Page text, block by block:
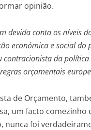
opinião.
devida conta os níveis
económica e social
da
orçamentais
de Orçamento,
um facto comezinho
foi